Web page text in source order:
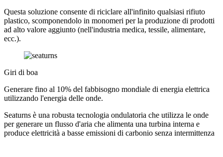
Questa soluzione consente di riciclare all'infinito qualsiasi rifiuto
plastico, scomponendolo in monomeri per la produzione di prodotti
ad alto valore aggiunto (nell'industria medica, tessile, alimentare,
ecc.).
Giri di boa
Generare fino al 10% del fabbisogno mondiale di energia elettrica
utilizzando l'energia delle onde.
Seaturns è una robusta tecnologia ondulatoria che utilizza le onde
per generare un flusso d'aria che alimenta una turbina interna e
produce elettricità a basse emissioni di carbonio senza intermittenza